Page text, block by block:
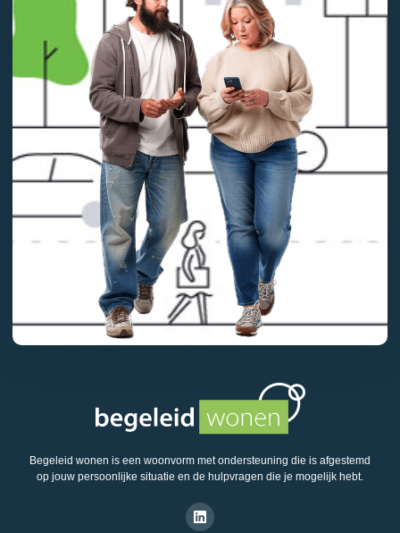
Begeleid wonen is een woonvorm met ondersteuning die is afgestemd
op jouw persoonlijke situatie en de hulpvragen die je mogelijk hebt.